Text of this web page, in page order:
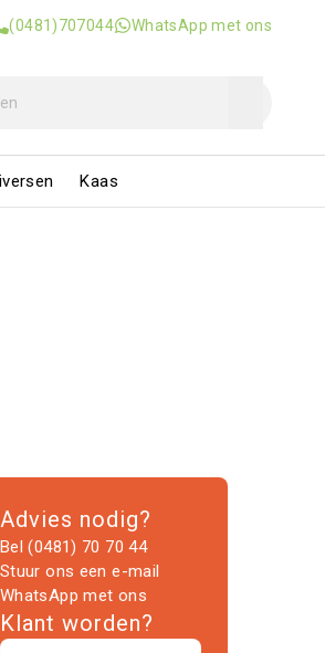
(0481)707044 WhatsApp met ons
Kaas
Advies nodig?
Bel (0481) 70 70 44
Stuur ons een e-mail
WhatsApp met ons
Klant worden?